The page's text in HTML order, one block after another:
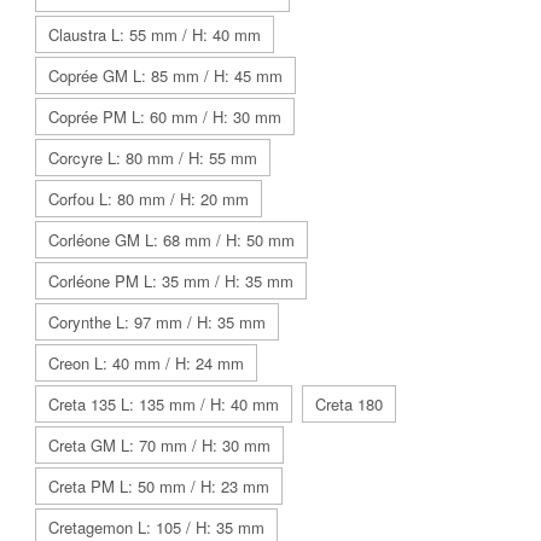
Claustra L: 55 mm / H: 40 mm
Coprée GM L: 85 mm / H: 45 mm
Coprée PM L: 60 mm / H: 30 mm
Corcyre L: 80 mm / H: 55 mm
Corfou L: 80 mm / H: 20 mm
Corléone GM L: 68 mm / H: 50 mm
Corléone PM L: 35 mm / H: 35 mm
Corynthe L: 97 mm / H: 35 mm
Creon L: 40 mm / H: 24 mm
Creta 135 L: 135 mm / H: 40 mm
Creta 180
Creta GM L: 70 mm / H: 30 mm
Creta PM L: 50 mm / H: 23 mm
Cretagemon L: 105 / H: 35 mm